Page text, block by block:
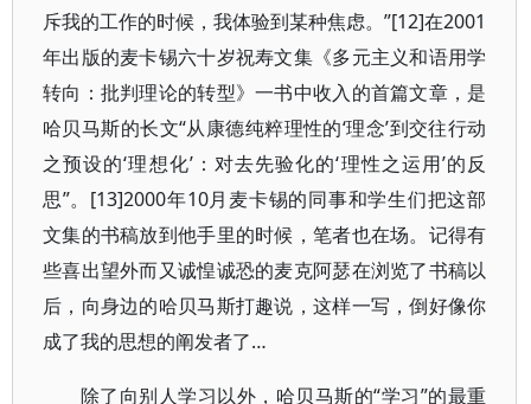
斥我的工作的时候，我体验到某种焦虑。”[12]在2001
年出版的麦卡锡六十岁祝寿文集《多元主义和语用学
转向：批判理论的转型》一书中收入的首篇文章，是
哈贝马斯的长文“从康德纯粹理性的‘理念’到交往行动
之预设的‘理想化’：对去先验化的‘理性之运用’的反
思”。[13]2000年10月麦卡锡的同事和学生们把这部
文集的书稿放到他手里的时候，笔者也在场。记得有
些喜出望外而又诚惶诚恐的麦克阿瑟在浏览了书稿以
后，向身边的哈贝马斯打趣说，这样一写，倒好像你
成了我的思想的阐发者了…
除了向别人学习以外，哈贝马斯的“学习”的最重